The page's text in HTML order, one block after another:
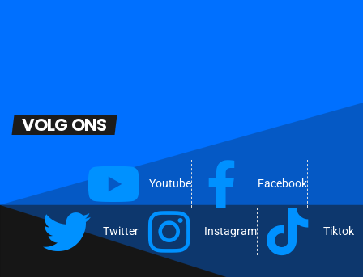
VOLG ONS
Youtube Facebook
Twitter Instagram Tiktok